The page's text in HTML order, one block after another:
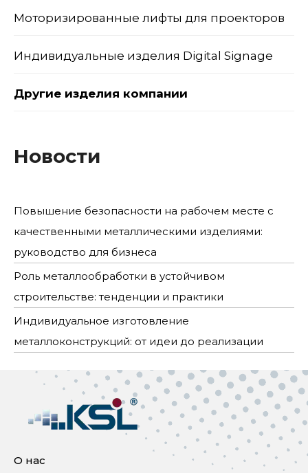
Моторизированные лифты для проекторов
Индивидуальные изделия Digital Signage
Другие изделия компании
Новости
Повышение безопасности на рабочем месте с
качественными металлическими изделиями:
руководство для бизнеса
Роль металлообработки в устойчивом
строительстве: тенденции и практики
Индивидуальное изготовление
металлоконструкций: от идеи до реализации
О нас